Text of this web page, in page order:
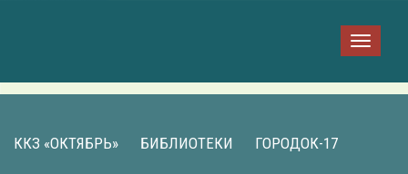
ККЗ «ОКТЯБРЬ» БИБЛИОТЕКИ ГОРОДОК-17